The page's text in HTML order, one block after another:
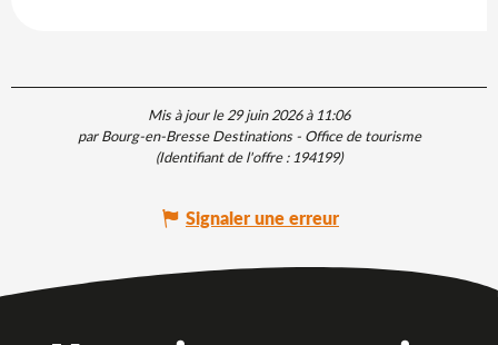
Mis à jour le 29 juin 2026 à 11:06
par Bourg-en-Bresse Destinations - Office de tourisme
(Identifiant de l'offre :194199)
Signaler une erreur